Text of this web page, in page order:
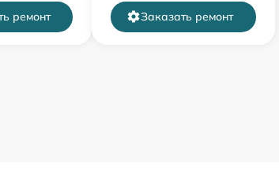
ремонт Заказать ремонт